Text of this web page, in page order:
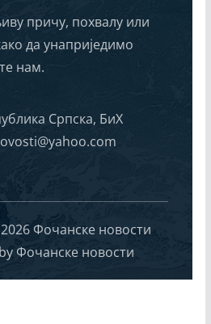
причу, похвалу или
да унаприједимо
нам.
Српска, БиХ
Фочанске новости
Фочанске новости